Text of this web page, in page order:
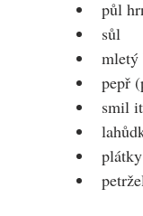
půl
sůl
mletý
pepř
smil